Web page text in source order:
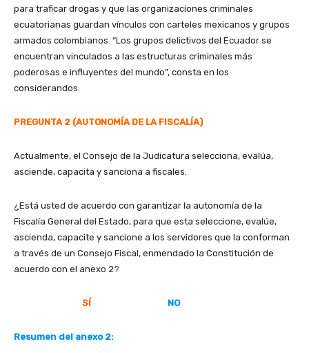
para traficar drogas y que las organizaciones criminales
ecuatorianas guardan vínculos con carteles mexicanos y grupos
armados colombianos. “Los grupos delictivos del Ecuador se
encuentran vinculados a las estructuras criminales más
poderosas e influyentes del mundo”, consta en los
considerandos.
PREGUNTA 2 (AUTONOMÍA DE LA FISCALÍA)
Actualmente, el Consejo de la Judicatura selecciona, evalúa,
asciende, capacita y sanciona a fiscales.
¿Está usted de acuerdo con garantizar la autonomía de la
Fiscalía General del Estado, para que esta seleccione, evalúe,
ascienda, capacite y sancione a los servidores que la conforman
a través de un Consejo Fiscal, enmendado la Constitución de
acuerdo con el anexo 2?
SÍ NO
Resumen del anexo 2: